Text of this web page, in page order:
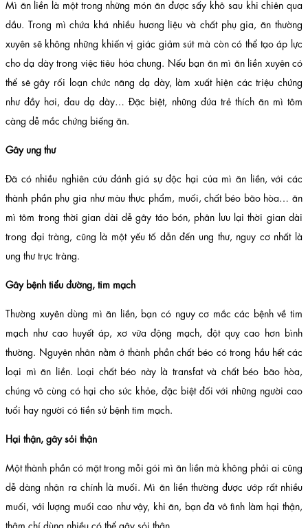
Mì ăn liền là một trong những món ăn được sấy khô sau khi chiên qua
dầu. Trong mì chứa khá nhiều hương liệu và chất phụ gia, ăn thường
xuyên sẽ không những khiến vị giác giảm sút mà còn có thể tạo áp lực
cho dạ dày trong việc tiêu hóa chung. Nếu bạn ăn mì ăn liền xuyên có
thể sẽ gây rối loạn chức năng dạ dày, làm xuất hiện các triệu chứng
như đầy hơi, đau dạ dày… Đặc biệt, những đứa trẻ thích ăn mì tôm
càng dễ mắc chứng biếng ăn.
Gây ung thư
Đã có nhiều nghiên cứu đánh giá sự độc hại của mì ăn liền, với các
thành phần phụ gia như màu thực phẩm, muối, chất béo bão hòa… ăn
mì tôm trong thời gian dài dễ gây táo bón, phân lưu lại thời gian dài
trong đại tràng, cũng là một yếu tố dẫn đến ung thư, nguy cơ nhất là
ung thư trực tràng.
Gây bệnh tiểu đường, tim mạch
Thường xuyên dùng mì ăn liền, bạn có nguy cơ mắc các bệnh về tim
mạch như cao huyết áp, xơ vữa động mạch, đột quỵ cao hơn bình
thường. Nguyên nhân nằm ở thành phần chất béo có trong hầu hết các
loại mì ăn liền. Loại chất béo này là transfat và chất béo bão hòa,
chúng vô cùng có hại cho sức khỏe, đặc biệt đối với những người cao
tuổi hay người có tiền sử bệnh tim mạch.
Hại thận, gây sỏi thận
Một thành phần có mặt trong mỗi gói mì ăn liền mà không phải ai cũng
dễ dàng nhận ra chính là muối. Mì ăn liền thường được ướp rất nhiều
muối, với lượng muối cao như vậy, khi ăn, bạn đã vô tình làm hại thận,
thậm chí dùng nhiều có thể gây sỏi thận.